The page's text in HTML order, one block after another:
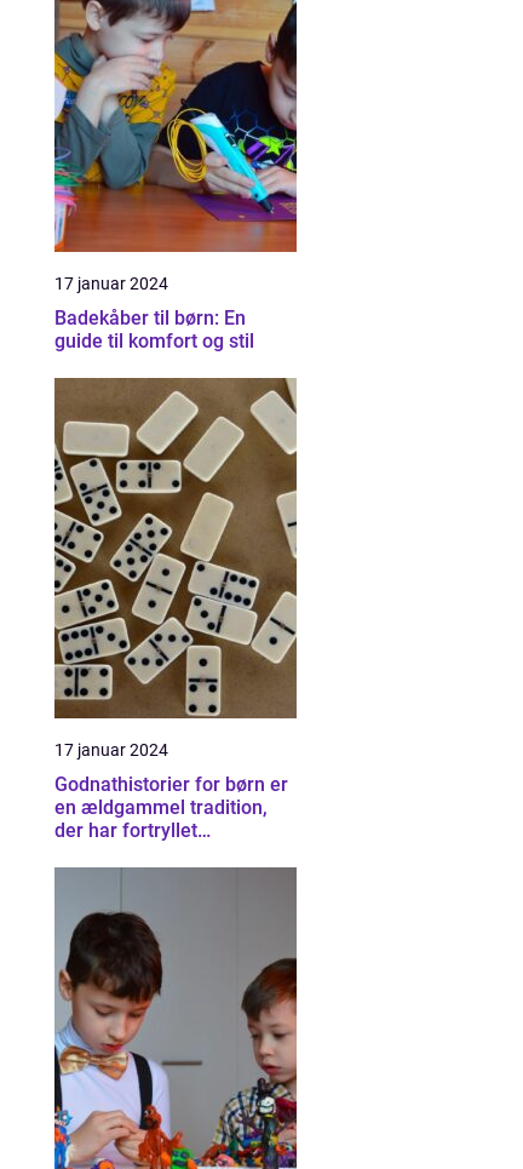
17 januar 2024
Badekåber til børn: En
guide til komfort og stil
17 januar 2024
Godnathistorier for børn er
en ældgammel tradition,
der har fortryllet